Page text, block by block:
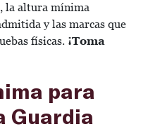
la altura mínima
y las marcas que
físicas. ¡Toma
para
Guardia